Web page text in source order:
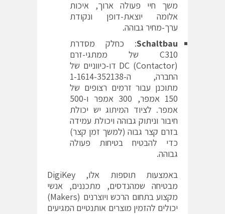
משך חיי פעולה ארוך, איכות
אלומה יוצאת-דופן ונקודת
ערך-מחיר גבוהה.
Schaltbau‏: כחלק מסדרת
C310 של ממתגי-זרם
(Contactor‏) DC‏ דו-כיווניים של
החברה, ה-1-1614-352138
מתוכנן עבור זרמים רצופים של
150 אמפר, 300 אמפר ו-500
אמפר. לציוד המיתוג יש יכולת
חיבור וניתוק גבוהה ויכולת עמידה
בזרם קצר גבוה (למשך זמן קצר)
כדי להבטיח בטיחות פעולה
גבוהה.
באמצעות תוספות אלו, DigiKey
מבטיחה שמהנדסים, מתכננים, אנשי
מקצוע בתחום הרכש ויוצרנים (Makers‏)
יכולים להזמין מוצרים אותנטיים המגיעים